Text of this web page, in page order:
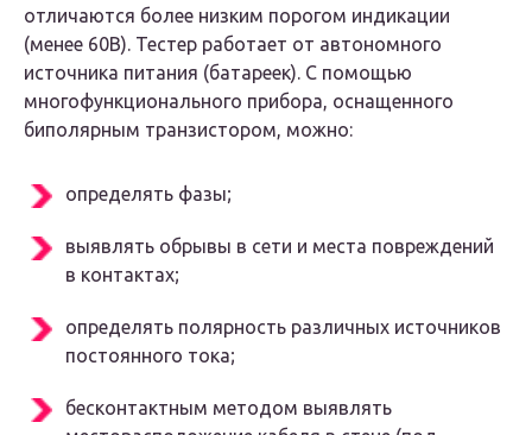
отличаются более низким порогом индикации
(менее 60B). Тестер работает от автономного
источника питания (батареек). С помощью
многофункционального прибора, оснащенного
биполярным транзистором, можно:
определять фазы;
выявлять обрывы в сети и места повреждений
в контактах;
определять полярность различных источников
постоянного тока;
бесконтактным методом выявлять